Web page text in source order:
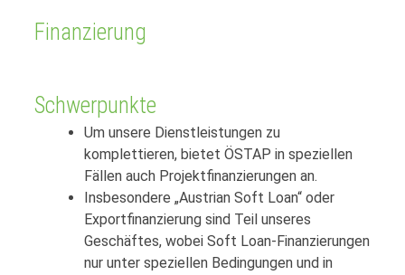
Finanzierung
Schwerpunkte
Um unsere Dienstleistungen zu
komplettieren, bietet ÖSTAP in speziellen
Fällen auch Projektfinanzierungen an.
Insbesondere „Austrian Soft Loan“ oder
Exportfinanzierung sind Teil unseres
Geschäftes, wobei Soft Loan-Finanzierungen
nur unter speziellen Bedingungen und in